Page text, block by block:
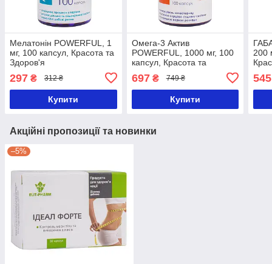
Мелатонін POWERFUL, 1
мг, 100 капсул, Красота та
Здоров'я
297 ₴ 312 ₴
Купити
Омега-3 Актив
POWERFUL, 1000 мг, 100
капсул, Красота та
697₴ 749 ₴
Купити
200
545
Акційні пропозиції та новинки
–5%